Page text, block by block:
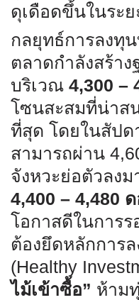
ดุเดือดขึ้นในระ
กลยุทธ์การลงทุ
ตลาดกำลังสร้า
บริเวณ 4,300 –
โซนสะสมที่น่าส
ที่สุด โดยในสัปด
สามารถผ่าน
จังหวะย่อตัวลง
4,400 – 4,480
โอกาสดีในการ
ต้องยึดหลักการ
(Healthy
ไม้เข้าซื้อ” ห้าม